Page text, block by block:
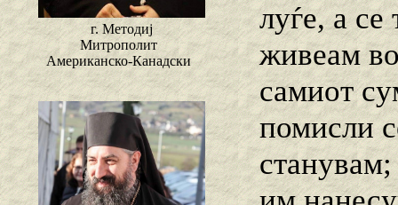
г. Методиј
Митрополит
Американско-Канадски
луѓе, а
живеам во
самиот
помисли